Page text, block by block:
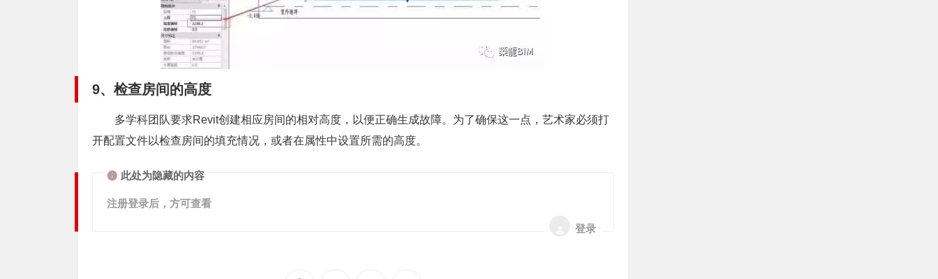
9、检查房间的高度
多学科团队要求Revit创建相应房间的相对高度，以便正确生成故障。为了确保这一点，艺术家必须打
开配置文件以检查房间的填充情况，或者在属性中设置所需的高度。
此处为隐藏的内容
注册登录后，方可查看
登录